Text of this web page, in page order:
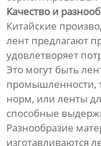
Качество и
Китайские
лент предлагают
удовлетворяет
Это могут быть
промышленности,
норм, или ленты
способные
Разнообразие
изготавливаются